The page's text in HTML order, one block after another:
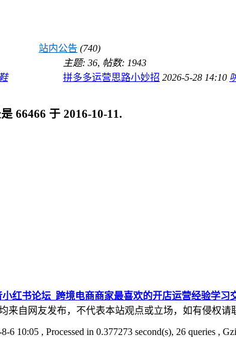
站内公告 (740)
主题: 36, 帖数: 1943
拼多多运营思路小妙招 2026-5-28 14:10
66466 于 2016-10-11.
红书论坛_跨境电商商家最喜欢的开店运营经验学习
来自网友发布，不代表本站观点或立场，如有侵权请
6 10:05 , Processed in 0.377273 second(s), 26 queries ,